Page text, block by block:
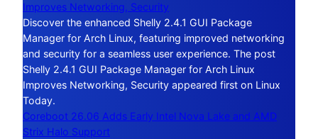
Improves Networking, Security
Discover the enhanced Shelly 2.4.1 GUI Package
Manager for Arch Linux, featuring improved networking
and security for a seamless user experience. The post
Shelly 2.4.1 GUI Package Manager for Arch Linux
Improves Networking, Security appeared first on Linux
Today.
Coreboot 26.06 Adds Early Intel Nova Lake and AMD
Strix Halo Support